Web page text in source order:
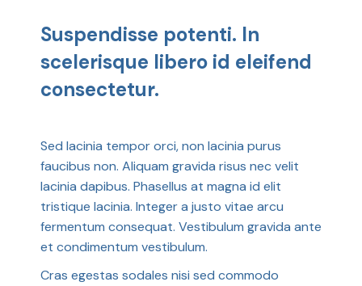
Suspendisse potenti. In
scelerisque libero id eleifend
consectetur.
Sed lacinia tempor orci, non lacinia purus
faucibus non. Aliquam gravida risus nec velit
lacinia dapibus. Phasellus at magna id elit
tristique lacinia. Integer a justo vitae arcu
fermentum consequat. Vestibulum gravida ante
et condimentum vestibulum.
Cras egestas sodales nisi sed commodo